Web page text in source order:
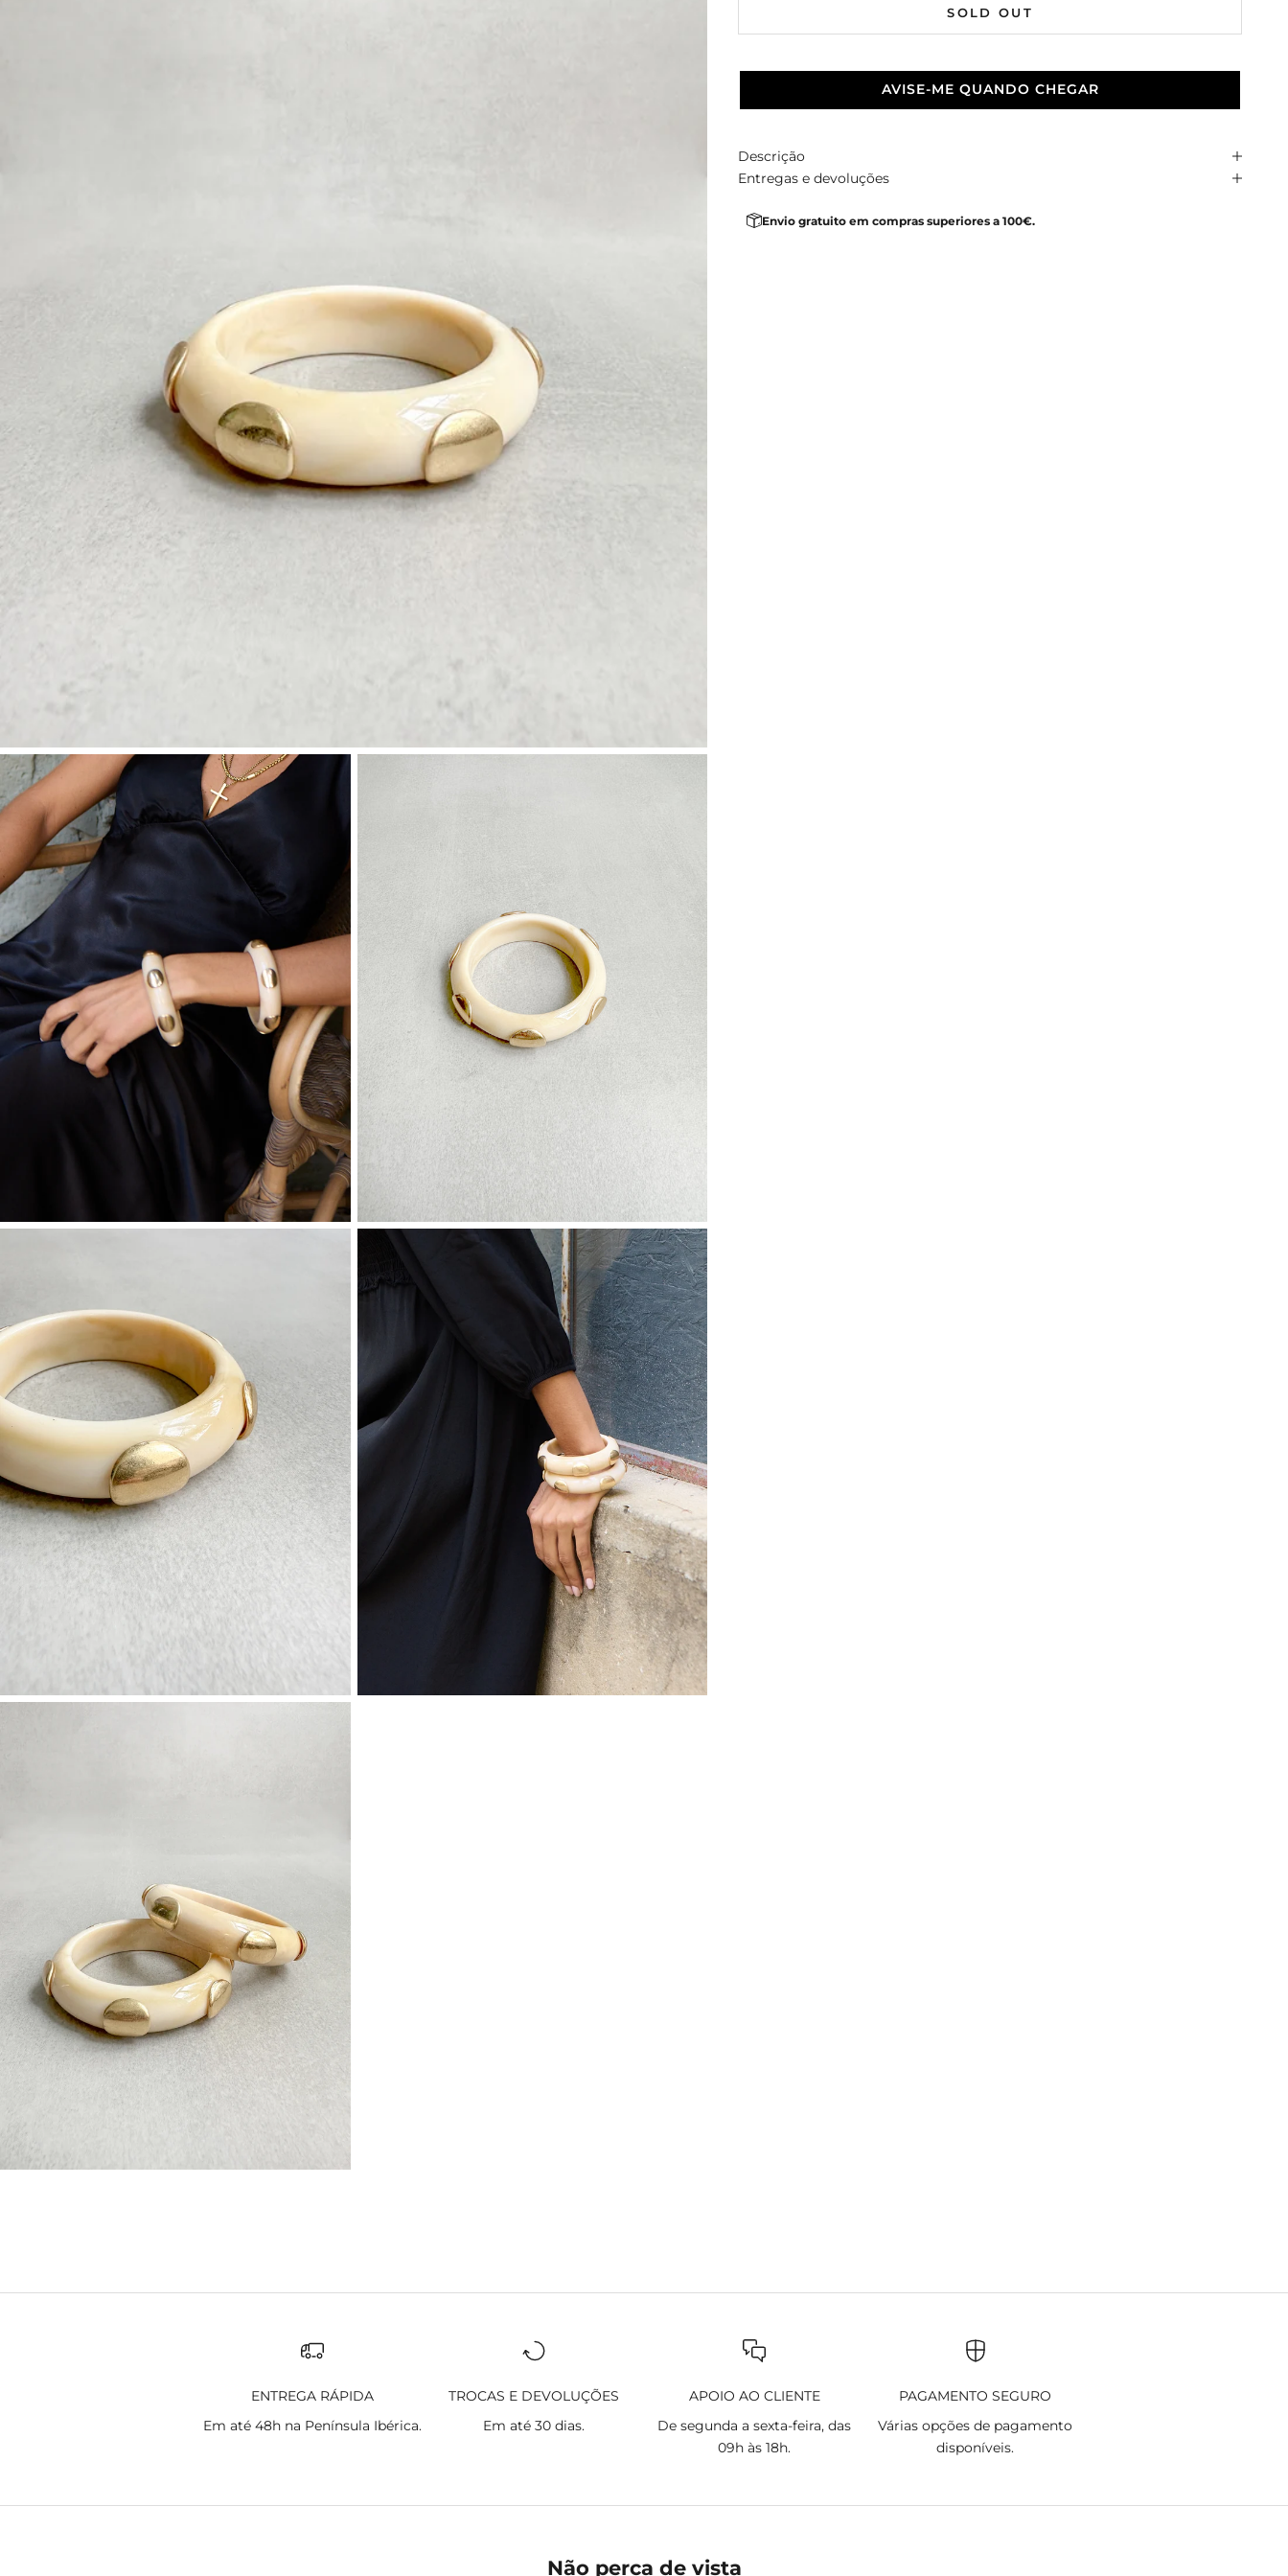
SOLD OUT
AVISE-ME QUANDO CHEGAR
Descrição
Entregas e devoluções
Envio gratuito em compras superiores a 100€.
ENTREGA RÁPIDA
Em até 48h na Península Ibérica.
TROCAS E DEVOLUÇÕES
Em até 30 dias.
APOIO AO CLIENTE
De segunda a sexta-feira, das
09h às 18h.
PAGAMENTO SEGURO
Várias opções de pagamento
disponíveis.
Não perca de vista